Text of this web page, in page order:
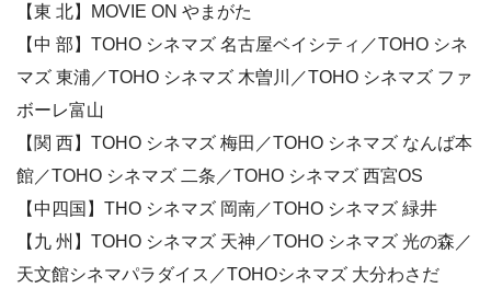
【東 北】MOVIE ON やまがた
【中 部】TOHO シネマズ 名古屋ベイシティ／TOHO シネ
マズ 東浦／TOHO シネマズ 木曽川／TOHO シネマズ ファ
ボーレ富山
【関 西】TOHO シネマズ 梅田／TOHO シネマズ なんば本
館／TOHO シネマズ 二条／TOHO シネマズ 西宮OS
【中四国】THO シネマズ 岡南／TOHO シネマズ 緑井
【九 州】TOHO シネマズ 天神／TOHO シネマズ 光の森／
天文館シネマパラダイス／TOHOシネマズ 大分わさだ